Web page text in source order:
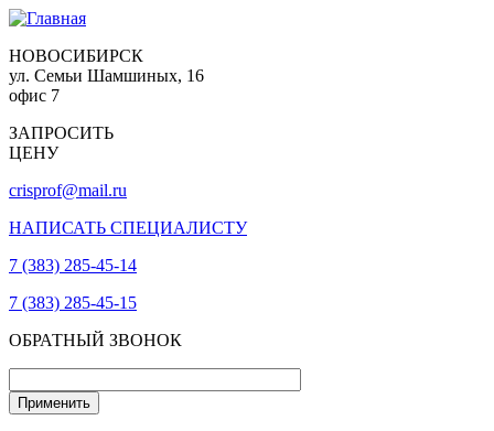
НОВОСИБИРСК
ул. Семьи Шамшиных, 16
офис 7
ЗАПРОСИТЬ
ЦЕНУ
crisprof@mail.ru
НАПИСАТЬ СПЕЦИАЛИСТУ
7 (383) 285-45-14
7 (383) 285-45-15
ОБРАТНЫЙ ЗВОНОК